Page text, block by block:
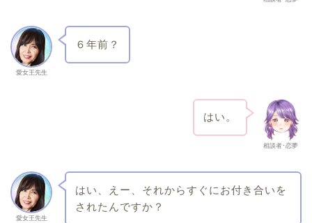
愛女王先生
６年前？
相談者･恋夢
はい。
愛女王先生
はい、えー、それからすぐにお付き合いを
されたんですか？